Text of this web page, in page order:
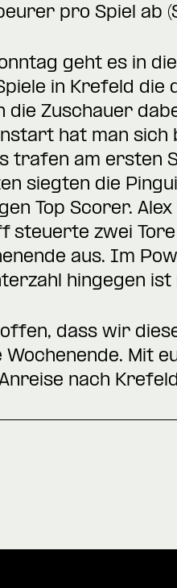
pro Spiel ab
geht es in
in Krefeld die
die Zuschauer
hat man sich
trafen am ersten
siegten die
Top Scorer.
steuerte zwei
aus. Im
hingegen
dass wir
Wochenende. Mit
nach